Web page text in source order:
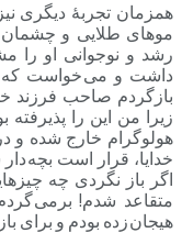
همزمان تجربۀ دیگری
موهای طلایی و چشمان
رشد و نوجوانی او را
داشت و می خواست که
بازگردم صاحب فرزند
زیرا من این را
هولوگرام خارج شده و
خدایا، قرار است بچه
اگر باز نگردی چه
متقاعد شدم! برمی
هیجان زده بودم و